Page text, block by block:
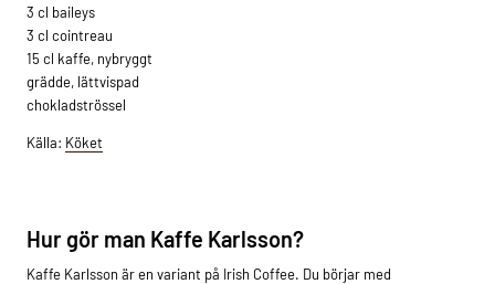
3 cl baileys
3 cl cointreau
15 cl kaffe, nybryggt
grädde, lättvispad
chokladströssel
Källa: Köket
Hur gör man Kaffe Karlsson?
Kaffe Karlsson är en variant på Irish Coffee. Du börjar med